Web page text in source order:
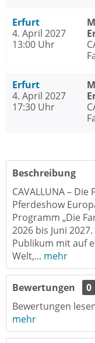
Erfurt
4. April 2027
13:00 Uhr
Erfurt
4. April 2027
17:30 Uhr
Beschreibung
CAVALLUNA –
Pferdeshow
Programm „Die
2026 bis Juni
Publikum mit auf
Welt,... mehr
Bewertungen
0
Bewertungen
mehr